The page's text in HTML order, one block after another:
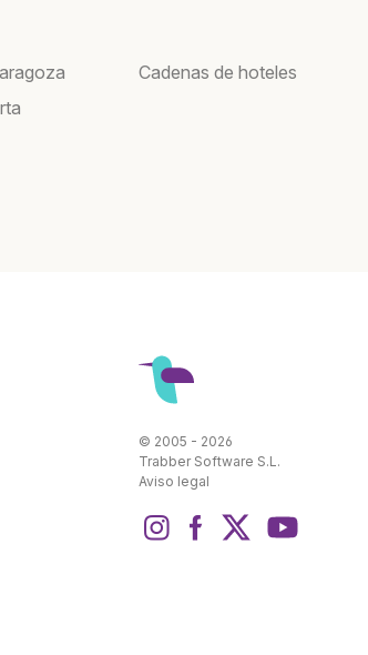
Cadenas de hoteles
© 2005 - 2026
Trabber Software S.L.
Aviso legal